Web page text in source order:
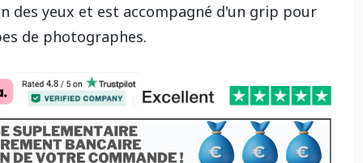
des yeux et est accompagné d'un grip pour
de photographes.